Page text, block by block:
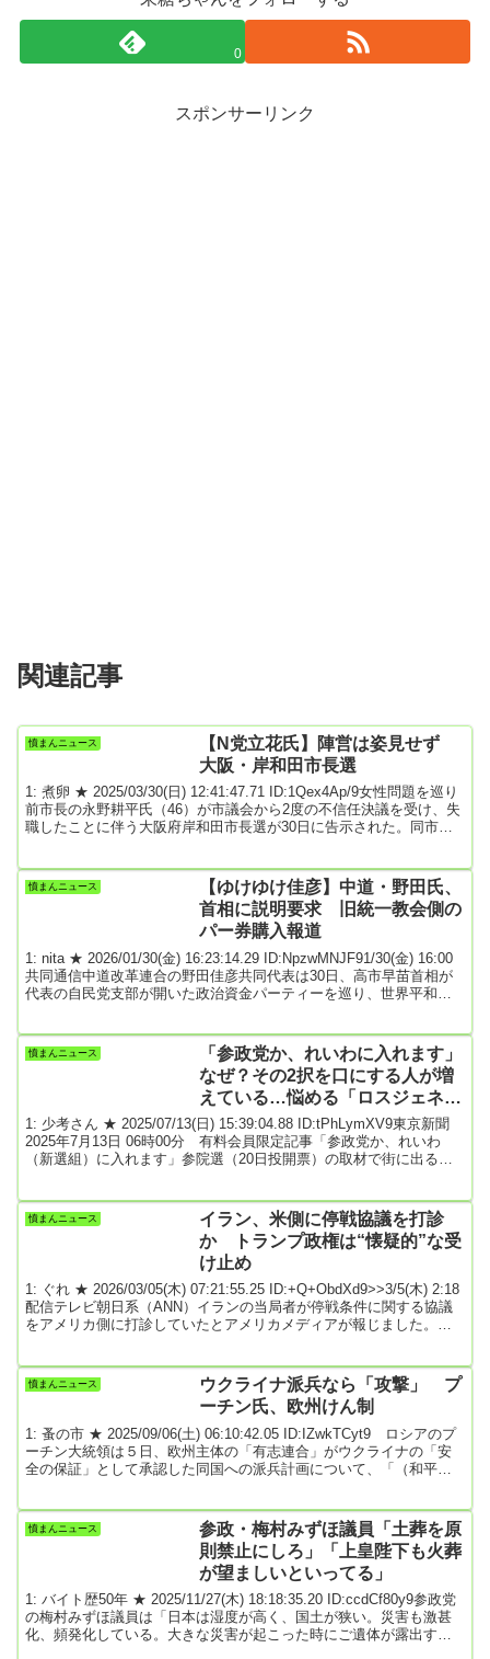
0
スポンサーリンク
関連記事
憤まんニュース
【N党立花氏】陣営は姿見せず
大阪・岸和田市長選
1: 煮卵 ★ 2025/03/30(日) 12:41:47.71 ID:1Qex4Ap/9女性問題を巡り
前市長の永野耕平氏（46）が市議会から2度の不信任決議を受け、失
職したことに伴う大阪府岸和田市長選が30日に告示された。同市の
佐野英利氏（45）、無所属前職の永野氏、元高校教諭の上妻（こう
づま）敬二氏（66）－の計4人が立候補を届け出た。永野氏の当選を
憤まんニュース
【ゆけゆけ佳彦】中道・野田氏、
首相に説明要求 旧統一教会側の
パー券購入報道
1: nita ★ 2026/01/30(金) 16:23:14.29 ID:NpzwMNJF91/30(金) 16:00
共同通信中道改革連合の野田佳彦共同代表は30日、高市早苗首相が
代表の自民党支部が開いた政治資金パーティーを巡り、世界平和統
明するしかない」と京都市で記者団に語った。続きはソースで引用
元: 4: 名無しどんぶらこ 2026/01/30(金) 16:25:09...
憤まんニュース
「参政党か、れいわに入れます」
なぜ？その2択を口にする人が増
えている…悩める「ロスジェネ」
の判断材料 ★6
1: 少考さん ★ 2025/07/13(日) 15:39:04.88 ID:tPhLymXV9東京新聞
2025年7月13日 06時00分 有料会員限定記事「参政党か、れいわ
（新選組）に入れます」参院選（20日投開票）の取材で街に出る
メージが強いれいわ新選組。この2党で揺れているのはなぜなのか。
（加藤豊大）事実上の「政権選択」とされる参院選が、20日に投開
票される。有権者はどんな...
憤まんニュース
イラン、米側に停戦協議を打診
か トランプ政権は“懐疑的”な受
け止め
1: ぐれ ★ 2026/03/05(木) 07:21:55.25 ID:+Q+ObdXd9>>3/5(木) 2:18
配信テレビ朝日系（ANN）イランの当局者が停戦条件に関する協議
をアメリカ側に打診していたとアメリカメディアが報じました。ニ
条件に関する協議を打診していたと伝えました。打診は第三国の情
報機関を通じて行われたということです。アメリカの当局者によれ
憤まんニュース
ウクライナ派兵なら「攻撃」 プ
ーチン氏、欧州けん制
1: 蚤の市 ★ 2025/09/06(土) 06:10:42.05 ID:IZwkTCyt9 ロシアのプ
ーチン大統領は５日、欧州主体の「有志連合」がウクライナの「安
全の保証」として承認した同国への派兵計画について、「（和平合
ムの全体会合で発言した。欧州主体の「有志連合」３５カ国は４
日、パリで対面とオンラインによる首脳会合を開催。２６カ国が軍
事支援か派兵を約束したと発表した。侵...
憤まんニュース
参政・梅村みずほ議員「土葬を原
則禁止にしろ」「上皇陛下も火葬
が望ましいといってる」
1: バイト歴50年 ★ 2025/11/27(木) 18:18:35.20 ID:ccdCf80y9参政党
の梅村みずほ議員は「日本は湿度が高く、国土が狭い。災害も激甚
化、頻発化している。大きな災害が起こった時にご遺体が露出する